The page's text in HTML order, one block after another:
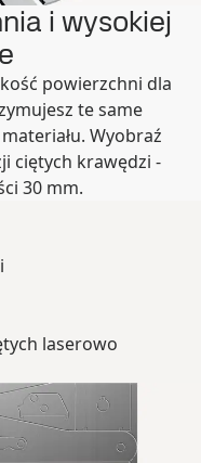
i wysokiej
powierzchni dla
te same
Wyobraź
ciętych krawędzi -
30 mm.
laserowo